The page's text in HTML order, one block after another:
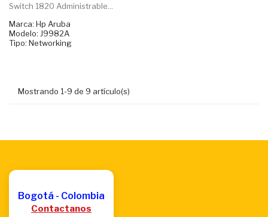
Switch 1820 Administrable...
Marca: Hp Aruba
Modelo: J9982A
Tipo: Networking
Mostrando 1-9 de 9 artículo(s)
Bogotá - Colombia
Contactanos